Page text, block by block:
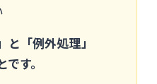
「例外処理」
す。